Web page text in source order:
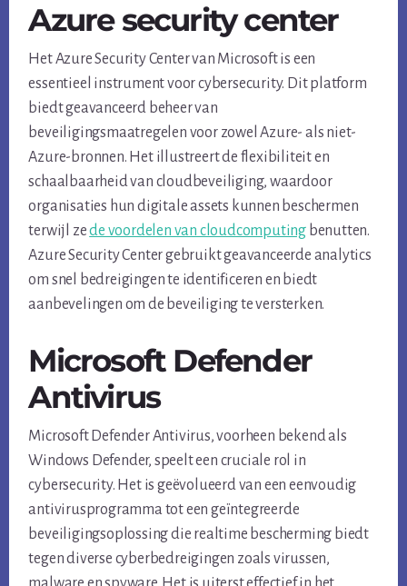
Azure security center
Het Azure Security Center van Microsoft is een
essentieel instrument voor cybersecurity. Dit platform
biedt geavanceerd beheer van
beveiligingsmaatregelen voor zowel Azure- als niet-
Azure-bronnen. Het illustreert de flexibiliteit en
schaalbaarheid van cloudbeveiliging, waardoor
organisaties hun digitale assets kunnen beschermen
terwijl zede voordelen van cloudcomputing benutten.
Azure Security Center gebruikt geavanceerde analytics
om snel bedreigingen te identificeren en biedt
aanbevelingen om de beveiliging te versterken.
Microsoft Defender
Antivirus
Microsoft Defender Antivirus, voorheen bekend als
Windows Defender, speelt een cruciale rol in
cybersecurity. Het is geëvolueerd van een eenvoudig
antivirusprogramma tot een geïntegreerde
beveiligingsoplossing die realtime bescherming biedt
tegen diverse cyberbedreigingen zoals virussen,